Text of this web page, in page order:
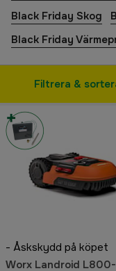
Black Friday Skog
Black Friday
Filtrera &
- Åskskydd på köpet
Worx Landroid L800-